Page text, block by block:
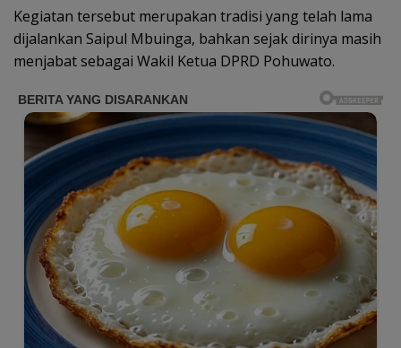
Kegiatan tersebut merupakan tradisi yang telah lama
dijalankan Saipul Mbuinga, bahkan sejak dirinya masih
menjabat sebagai Wakil Ketua DPRD Pohuwato.